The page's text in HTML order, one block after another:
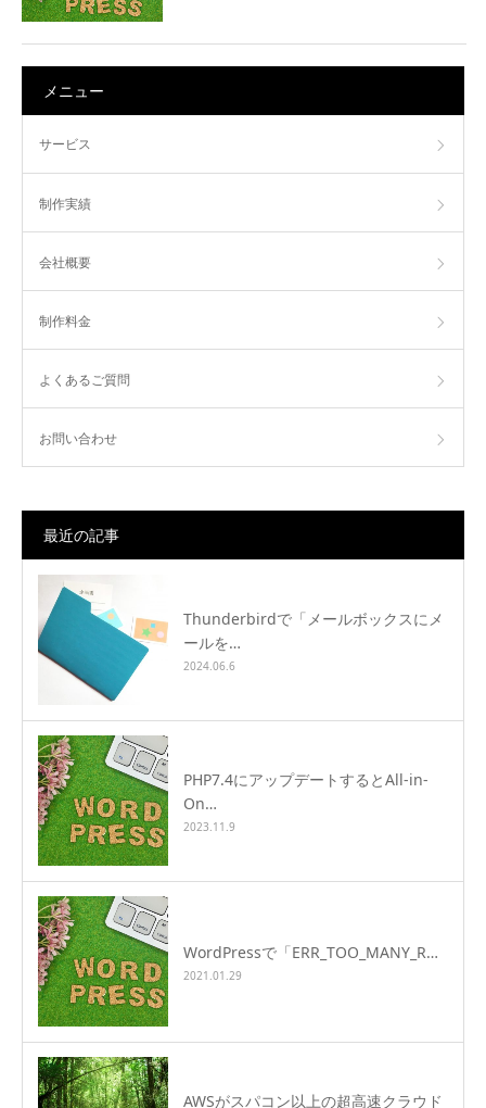
メニュー
サービス
制作実績
会社概要
制作料金
よくあるご質問
お問い合わせ
最近の記事
Thunderbirdで「メールボックスにメ
ールを…
2024.06.6
PHP7.4にアップデートするとAll-in-
On…
2023.11.9
WordPressで「ERR_TOO_MANY_R…
2021.01.29
AWSがスパコン以上の超高速クラウド